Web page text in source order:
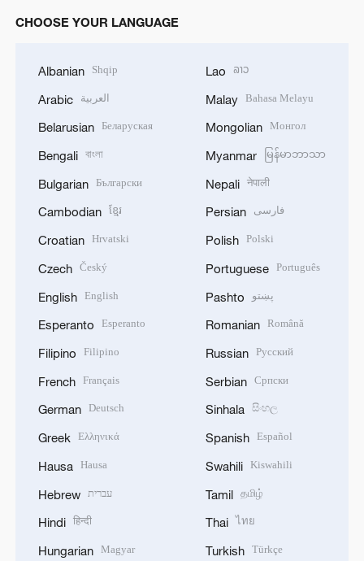
CHOOSE YOUR LANGUAGE
Albanian Shqip
Arabic العربية
Belarusian Беларуская
Bengali বাংলা
Bulgarian Български
Cambodian ខ្មែរ
Croatian Hrvatski
Czech Český
English English
Esperanto Esperanto
Filipino Filipino
French Français
German Deutsch
Greek Ελληνικά
Hausa Hausa
Hebrew עברית
Hindi हिन्दी
Hungarian Magyar
Lao ລາວ
Malay Bahasa Melayu
Mongolian Монгол
Myanmar မြန်မာဘာသာ
Nepali नेपाली
Persian فارسی
Polish Polski
Portuguese Português
Pashto پښتو
Romanian Română
Russian Русский
Serbian Српски
Sinhala සිංහල
Spanish Español
Swahili Kiswahili
Tamil தமிழ்
Thai ไทย
Turkish Türkçe